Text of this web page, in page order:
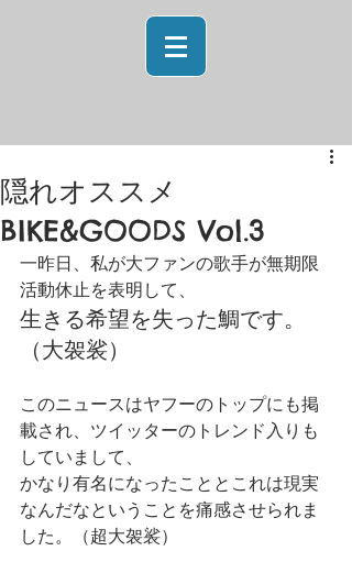
隠れオススメ
BIKE&GOODS Vol.3
一昨日、私が大ファンの歌手が無期限
活動休止を表明して、
生きる希望を失った鯛です。
（大袈裟）
このニュースはヤフーのトップにも掲
載され、ツイッターのトレンド入りも
していまして、
かなり有名になったこととこれは現実
なんだなということを痛感させられま
した。（超大袈裟）